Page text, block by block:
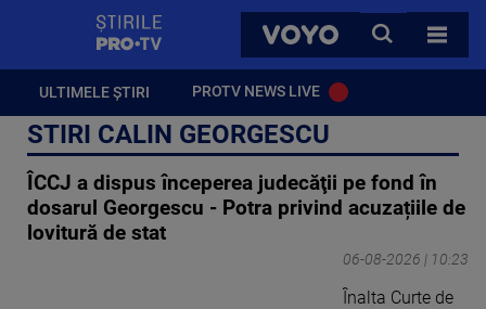
VOYO
CAUTA
TOATE
ULTIMELE ȘTIRI PROTV NEWS LIVE
STIRI CALIN GEORGESCU
ÎCCJ a dispus începerea judecăţii pe fond în
dosarul Georgescu - Potra privind acuzațiile de
lovitură de stat
06-08-2026 | 10:23
Înalta Curte de